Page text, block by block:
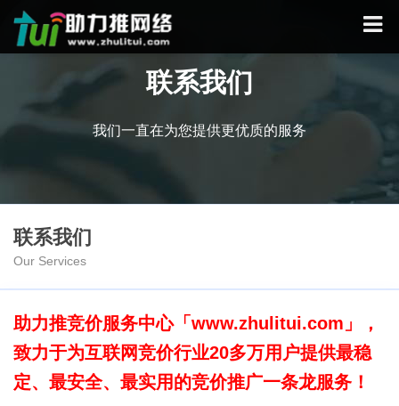
联系我们
我们一直在为您提供更优质的服务
联系我们
Our Services
助力推竞价服务中心「www.zhulitui.com」，
致力于为互联网竞价行业20多万用户提供最稳
定、最安全、最实用的竞价推广一条龙服务！